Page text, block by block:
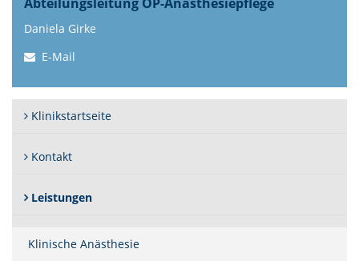
Daniela Girke
E-Mail
Klinikstartseite
Kontakt
Leistungen
Klinische Anästhesie